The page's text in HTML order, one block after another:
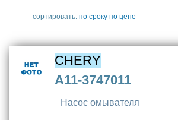
сортировать: по сроку по цене
CHERY
A11-3747011
Насос омывателя